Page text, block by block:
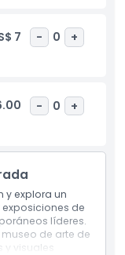
por qué este
cualquier
7 - 0 +
- 0 +
y explora un
de
líderes.
de arte de
visuales